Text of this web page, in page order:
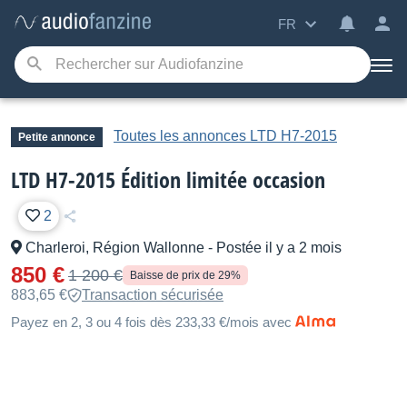
FR
Petite annonce Toutes les annonces LTD H7-2015
LTD H7-2015 Édition limitée occasion
2
Charleroi, Région Wallonne - Postée il y a 2 mois
850 € 1 200 € Baisse de prix de 29%
883,65 €
Transaction sécurisée
Payez en 2, 3 ou 4 fois dès 233,33 €/mois avec